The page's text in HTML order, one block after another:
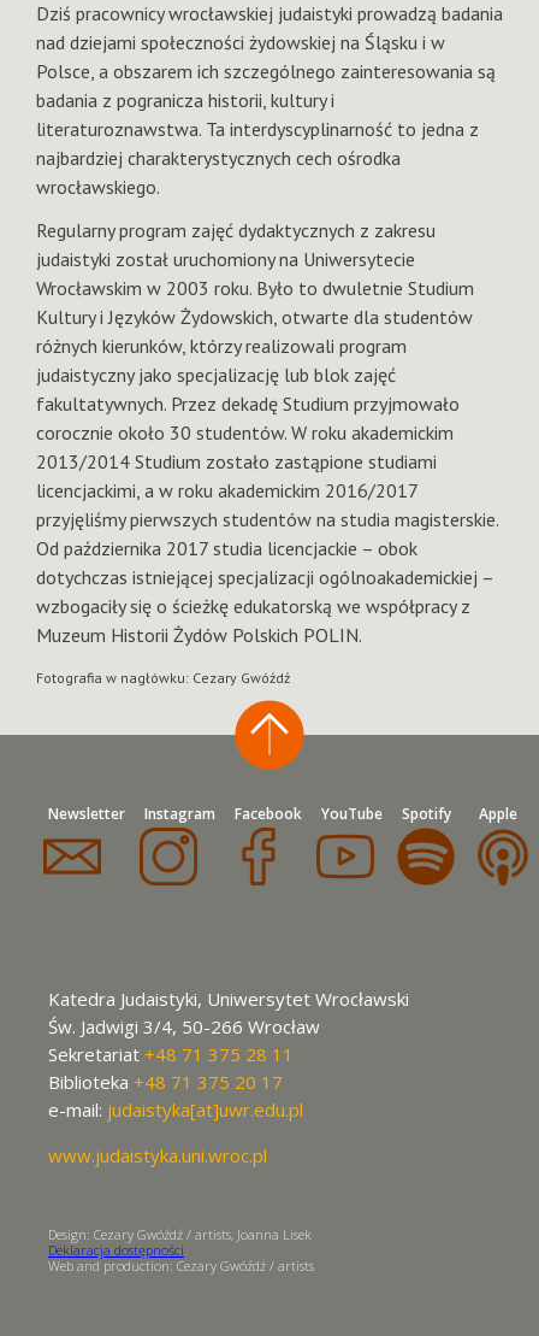
Dziś pracownicy wrocławskiej judaistyki prowadzą badania
nad dziejami społeczności żydowskiej na Śląsku i w
Polsce, a obszarem ich szczególnego zainteresowania są
badania z pogranicza historii, kultury i
literaturoznawstwa. Ta interdyscyplinarność to jedna z
najbardziej charakterystycznych cech ośrodka
wrocławskiego.
Regularny program zajęć dydaktycznych z zakresu
judaistyki został uruchomiony na Uniwersytecie
Wrocławskim w 2003 roku. Było to dwuletnie Studium
Kultury i Języków Żydowskich, otwarte dla studentów
różnych kierunków, którzy realizowali program
judaistyczny jako specjalizację lub blok zajęć
fakultatywnych. Przez dekadę Studium przyjmowało
corocznie około 30 studentów. W roku akademickim
2013/2014 Studium zostało zastąpione studiami
licencjackimi, a w roku akademickim 2016/2017
przyjęliśmy pierwszych studentów na studia magisterskie.
Od października 2017 studia licencjackie – obok
dotychczas istniejącej specjalizacji ogólnoakademickiej –
wzbogaciły się o ścieżkę edukatorską we współpracy z
Muzeum Historii Żydów Polskich POLIN.
Fotografia w nagłówku: Cezary Gwóźdź
Newsletter Instagram Facebook YouTube Spotify Apple
Katedra Judaistyki, Uniwersytet Wrocławski
Św. Jadwigi 3/4, 50-266 Wrocław
Sekretariat +48 71 375 28 11
Biblioteka +48 71 375 20 17
e-mail: judaistyka[at]uwr.edu.pl
www.judaistyka.uni.wroc.pl
Design: Cezary Gwóźdź / artists, Joanna Lisek
Deklaracja dostępności
Web and production: Cezary Gwóźdź / artists